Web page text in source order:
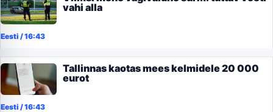
vahi alla
Eesti /16:43
Tallinnas kaotas mees kelmidele 20 000
eurot
Eesti /16:43